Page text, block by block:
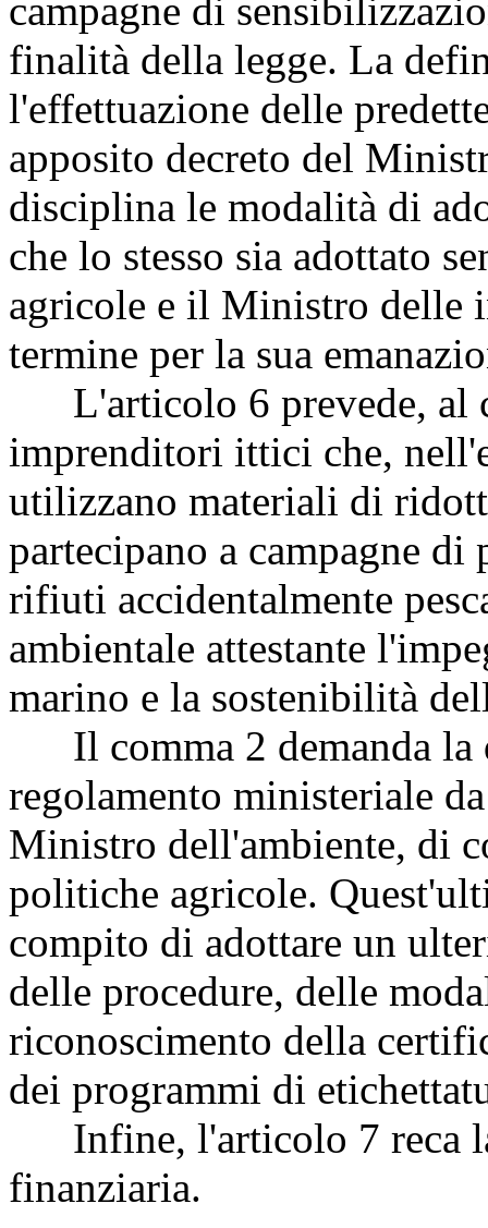
campagne di
finalità della legge. La
l'effettuazione delle
apposito decreto del
disciplina le modalità di
che lo stesso sia adottato
agricole e il Ministro delle
termine per la sua
L'articolo 6 prevede, al
imprenditori ittici che,
utilizzano materiali di
partecipano a campagne
rifiuti accidentalmente
ambientale attestante
marino e la sostenibilità
Il comma 2 demanda la
regolamento ministeriale
Ministro dell'ambiente, di
politiche agricole.
compito di adottare un
delle procedure, delle
riconoscimento della
dei programmi di
Infine, l'articolo 7 reca
finanziaria.